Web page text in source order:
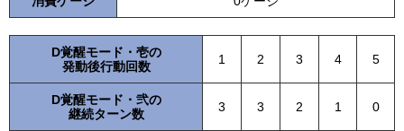
D覚醒モード・壱の
発動後行動回数
1 2 3 4 5
D覚醒モード・弐の
継続ターン数
3 3 2 1 0